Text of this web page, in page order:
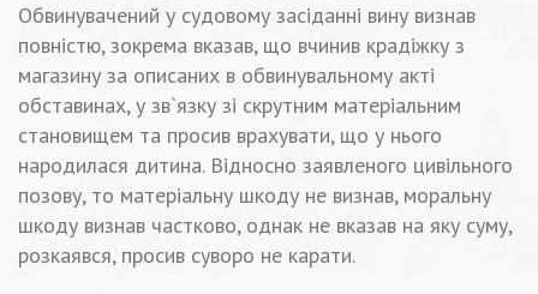
Обвинувачений у судовому засіданні вину визнав
повністю, зокрема вказав, що вчинив крадіжку з
магазину за описаних в обвинувальному акті
обставинах, у зв`язку зі скрутним матеріальним
становищем та просив врахувати, що у нього
народилася дитина. Відносно заявленого цивільного
позову, то матеріальну шкоду не визнав, моральну
шкоду визнав частково, однак не вказав на яку суму,
розкаявся, просив суворо не карати.